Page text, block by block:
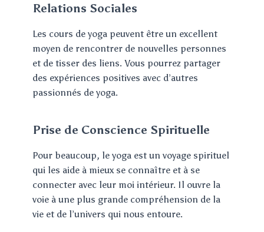
Relations Sociales
Les cours de yoga peuvent être un excellent
moyen de rencontrer de nouvelles personnes
et de tisser des liens. Vous pourrez partager
des expériences positives avec d’autres
passionnés de yoga.
Prise de Conscience Spirituelle
Pour beaucoup, le yoga est un voyage spirituel
qui les aide à mieux se connaître et à se
connecter avec leur moi intérieur. Il ouvre la
voie à une plus grande compréhension de la
vie et de l’univers qui nous entoure.